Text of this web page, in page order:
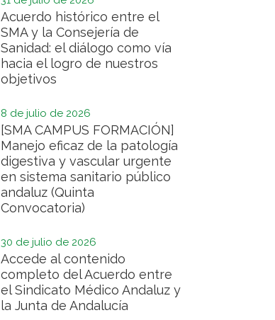
Acuerdo histórico entre el
SMA y la Consejería de
Sanidad: el diálogo como vía
hacia el logro de nuestros
objetivos
8 de julio de 2026
[SMA CAMPUS FORMACIÓN]
Manejo eficaz de la patología
digestiva y vascular urgente
en sistema sanitario público
andaluz (Quinta
Convocatoria)
30 de julio de 2026
Accede al contenido
completo del Acuerdo entre
el Sindicato Médico Andaluz y
la Junta de Andalucía